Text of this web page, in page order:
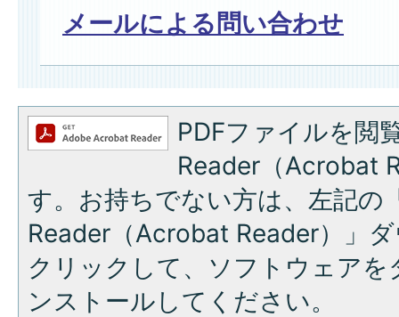
メールによる問い合わせ
PDFファイルを閲
Reader（Acrobat
す。お持ちでない方は、左記の
Reader（Acrobat Reader）」
クリックして、ソフトウェア
ンストールしてください。